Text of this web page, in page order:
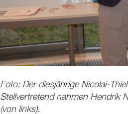
Foto: Der diesjährige Nicolai-
Stellvertretend nahmen Hendrik
(von links).